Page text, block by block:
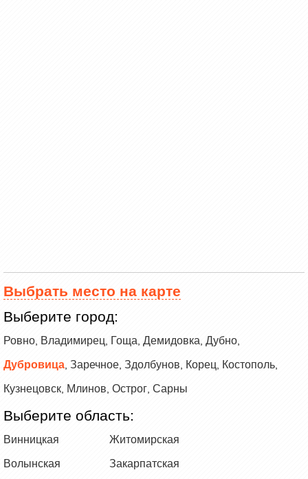
Выбрать место на карте
Выберите город:
Ровно Владимирец Гоща Демидовка Дубно
Дубровица Заречное Здолбунов Корец Костополь
Кузнецовск Млинов Острог Сарны
Выберите область:
Винницкая
Волынская
Житомирская
Закарпатская